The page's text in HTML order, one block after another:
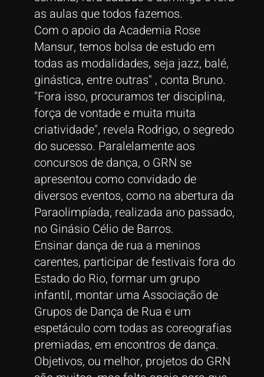
as aulas que todos fazemos.
Com o apoio da Academia Rose
Mansur, temos bolsa de estudo em
todas as modalidades, seja jazz, balé,
ginástica, entre outras" , conta Bruno.
"Fora isso, procuramos ter disciplina,
força de vontade e muita muita
criatividade", revela Rodrigo, o segredo
do sucesso. Paralelamente aos
concursos de dança, o GRN se
apresentou como convidado de
diversos eventos, como na abertura da
Paraolimpíada, realizada ano passado,
no Ginásio Célio de Barros.
Ensinar dança de rua a meninos
carentes, participar de festivais fora do
Estado do Rio, formar um grupo
infantil, montar uma Associação de
Grupos de Dança de Rua e um
espetáculo com todas as coreografias
premiadas, em encontros de dança.
Objetivos, ou melhor, projetos do GRN